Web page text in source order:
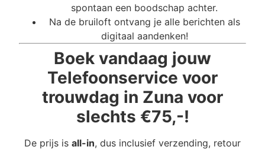
spontaan een boodschap achter.
Na de bruiloft ontvang je alle berichten als
digitaal aandenken!
Boek vandaag jouw
Telefoonservice voor
trouwdag in Zuna voor
slechts €75,-!
De prijs is all-in, dus inclusief verzending, retour